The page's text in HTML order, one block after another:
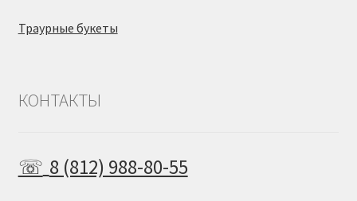
Траурные букеты
КОНТАКТЫ
☏ 8 (812) 988-80-55